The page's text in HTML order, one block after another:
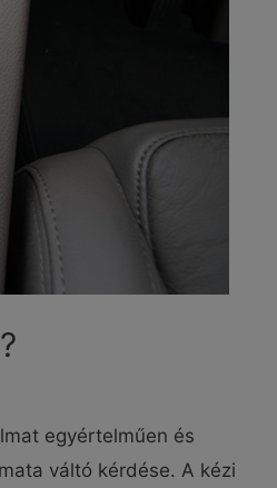
egyértelműen és
váltó kérdése. A kézi